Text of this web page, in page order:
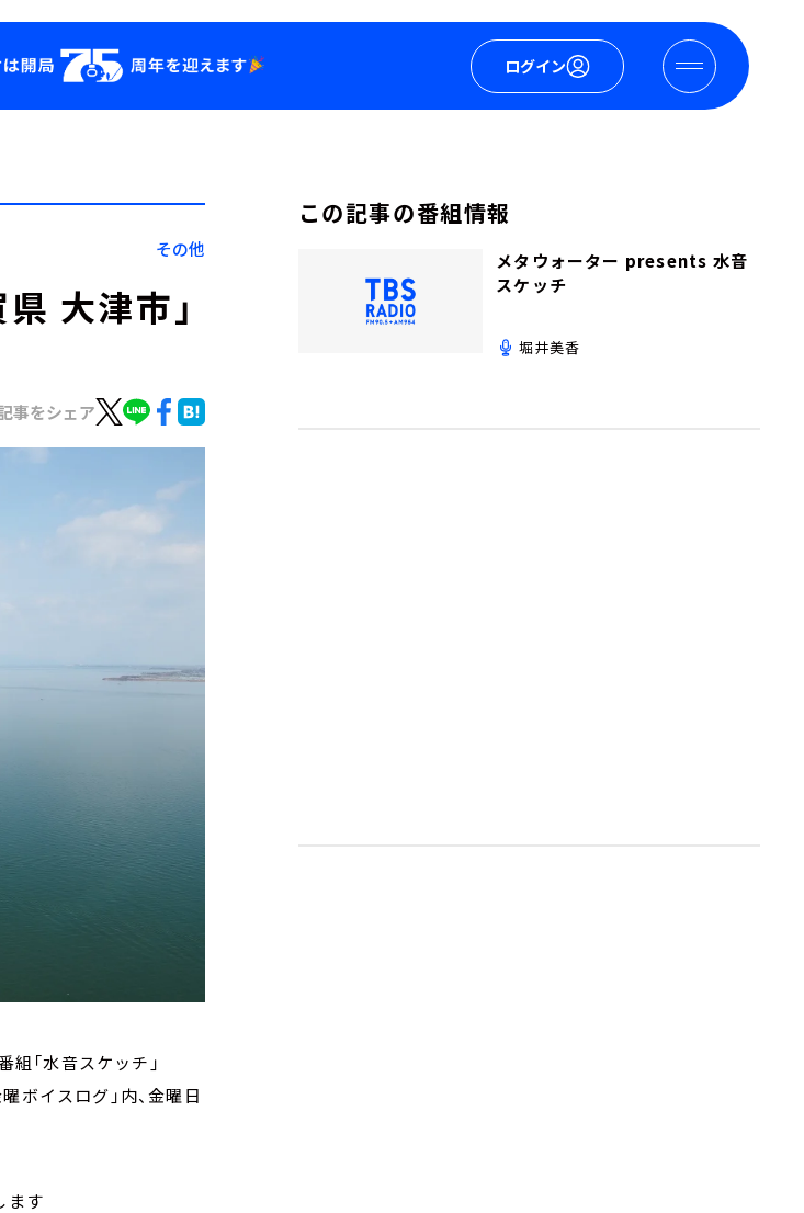
ログイン
YouTube
その他
大津市」
事をシェア
組「水音スケッチ」
ボイスログ」内、金曜日
ます
この記事の番組情報
メタウォーター presents 水音
スケッチ
堀井美香